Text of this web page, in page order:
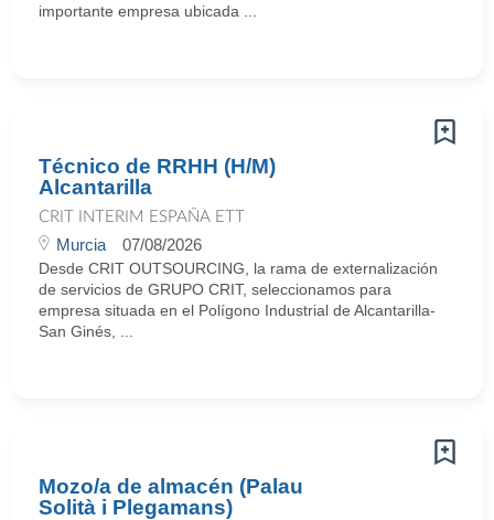
importante empresa ubicada ...
Técnico de RRHH (H/M)
Alcantarilla
CRIT INTERIM ESPAÑA ETT
Murcia 07/08/2026
Desde CRIT OUTSOURCING, la rama de externalización
de servicios de GRUPO CRIT, seleccionamos para
empresa situada en el Polígono Industrial de Alcantarilla-
San Ginés, ...
Mozo/a de almacén (Palau
Solità i Plegamans)